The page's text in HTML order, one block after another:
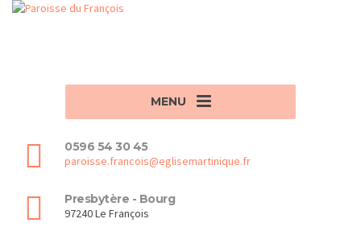
MENU
0596 54 30 45
paroisse.francois@eglisemartinique.fr
Presbytère - Bourg
97240 Le François